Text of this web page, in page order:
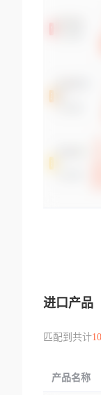
进口产品
匹配到共计
产品名称